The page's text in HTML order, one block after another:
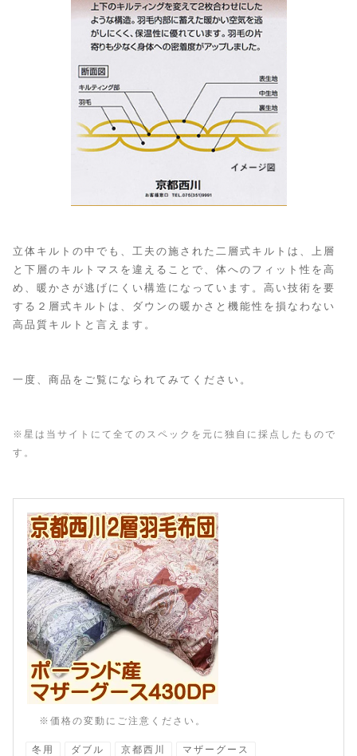
立体キルトの中でも、工夫の施された二層式キルトは、上層
と下層のキルトマスを違えることで、体へのフィット性を高
め、暖かさが逃げにくい構造になっています。高い技術を要
する２層式キルトは、ダウンの暖かさと機能性を損なわない
高品質キルトと言えます。
一度、商品をご覧になられてみてください。
※星は当サイトにて全てのスペックを元に独自に採点したもので
す。
※価格の変動にご注意ください。
冬用 ダブル 京都西川
マザーグース